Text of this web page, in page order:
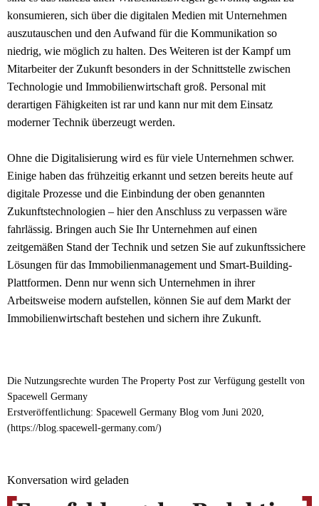
konsumieren, sich über die digitalen Medien mit Unternehmen
auszutauschen und den Aufwand für die Kommunikation so
niedrig, wie möglich zu halten. Des Weiteren ist der Kampf um
Mitarbeiter der Zukunft besonders in der Schnittstelle zwischen
Technologie und Immobilienwirtschaft groß. Personal mit
derartigen Fähigkeiten ist rar und kann nur mit dem Einsatz
moderner Technik überzeugt werden.
Ohne die Digitalisierung wird es für viele Unternehmen schwer.
Einige haben das frühzeitig erkannt und setzen bereits heute auf
digitale Prozesse und die Einbindung der oben genannten
Zukunftstechnologien – hier den Anschluss zu verpassen wäre
fahrlässig. Bringen auch Sie Ihr Unternehmen auf einen
zeitgemäßen Stand der Technik und setzen Sie auf zukunftssichere
Lösungen für das Immobilienmanagement und Smart-Building-
Plattformen. Denn nur wenn sich Unternehmen in ihrer
Arbeitsweise modern aufstellen, können Sie auf dem Markt der
Immobilienwirtschaft bestehen und sichern ihre Zukunft.
Die Nutzungsrechte wurden The Property Post zur Verfügung gestellt von
Spacewell Germany
Erstveröffentlichung: Spacewell Germany Blog vom Juni 2020,
(https://blog.spacewell-germany.com/)
Konversation wird geladen